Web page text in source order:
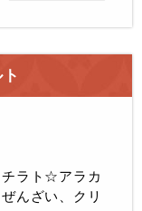
チラト☆アラカ
んざい、クリ